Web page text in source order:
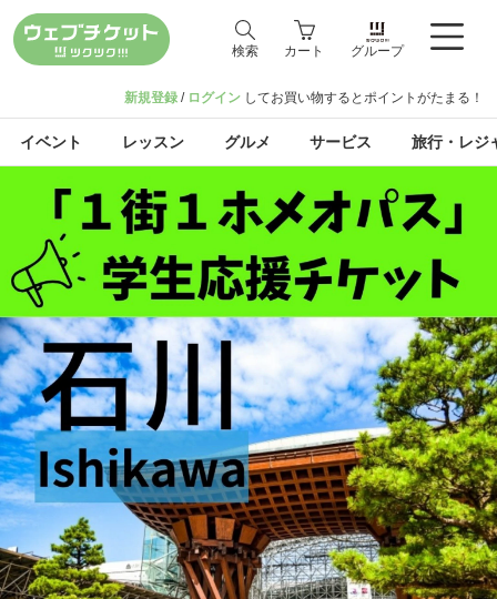
検索 カート グループ
新規登録 / ログイン してお買い物するとポイントがたまる！
イベント レッスン グルメ サービス 旅行・レジ